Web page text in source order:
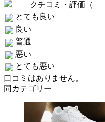
クチコミ・評価（
とても良い
良い
普通
悪い
とても悪い
口コミはありません。
同カテゴリー